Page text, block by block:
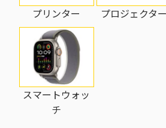
プリンター プロジェクター
スマートウォッ
チ